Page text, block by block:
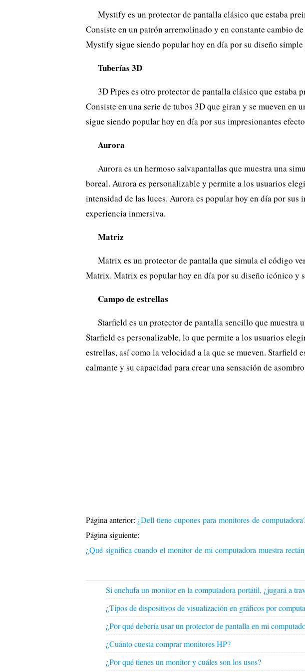
Mystify es un protector de pantalla clásico que estaba
Consiste en un patrón arremolinado y en constante cambio
Mystify sigue siendo popular hoy en día por su diseño
Tuberías 3D
3D Pipes es otro protector de pantalla clásico que estaba
Consiste en una serie de tubos 3D que giran y se mueven en
sigue siendo popular hoy en día por sus impresionantes
Aurora
Aurora es un hermoso salvapantallas que muestra una
boreal. Aurora es personalizable y permite a los usuarios
intensidad de las luces. Aurora es popular hoy en día por sus
experiencia inmersiva.
Matriz
Matrix es un protector de pantalla que simula el código
Matrix. Matrix es popular hoy en día por su diseño icónico y
Campo de estrellas
Starfield es un protector de pantalla sencillo que muestra
Starfield es personalizable, lo que permite a los usuarios
estrellas, así como la velocidad a la que se mueven. Starfield
calmante y su capacidad para crear una sensación de
Página anterior: ¿Dell tiene cupones para monitores de
Página siguiente:
¿Qué significa cuando el monitor de mi computadora muestra
Si enchufa un monitor en la computadora portátil, ¿jugará a
¿Tipos de dispositivos de visualización en gráficos por
¿Por qué debería usar un protector de pantalla en mi
¿Cuánto cuesta comprar monitores HP?
¿Por qué tienes un monitor y cuáles son los usos?